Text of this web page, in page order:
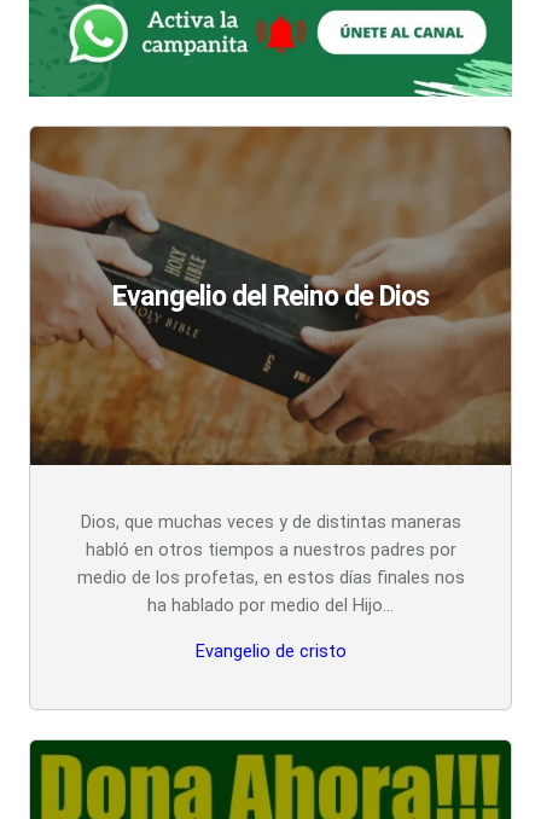
Evangelio del Reino de Dios
Dios, que muchas veces y de distintas maneras
habló en otros tiempos a nuestros padres por
medio de los profetas, en estos días finales nos
ha hablado por medio del Hijo…
Evangelio de cristo